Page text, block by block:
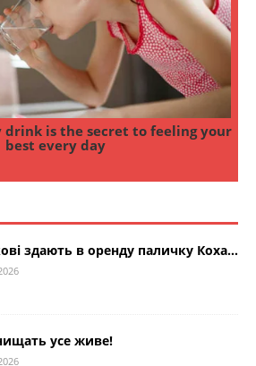
здають в оренду паличку Коха…
усе живе!